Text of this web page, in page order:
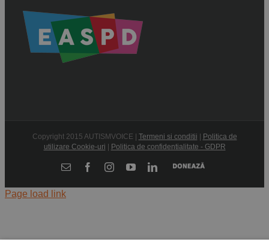
Copyright 2015 AUTISMVOICE | Termeni si conditii | Politica de
utilizare Cookie-uri | Politica de confidentialitate - GDPR
E-
FacebookInstagramYouTubeLinkedIn
Donează
Page load link